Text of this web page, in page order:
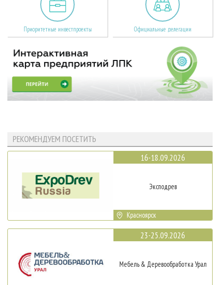
Приоритетные инвестпроекты Официальные делегации
РЕКОМЕНДУЕМ ПОСЕТИТЬ
16-18.09.2026
Эксподрев
Красноярск
23-25.09.2026
Мебель & Деревообработка Урал